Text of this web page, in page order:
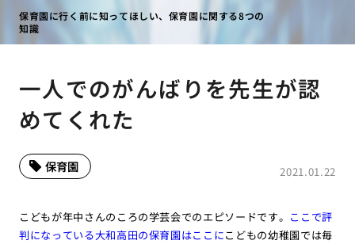
保育園に行く前に知ってほしい、保育園に関する8つの
知識
一人でのがんばりを先生が認
めてくれた
2021.01.22
保育園
こどもが年中さんのころの学芸会でのエピソードです。 ここで評
判になっている大和高田の保育園はここにこどもの幼稚園では毎